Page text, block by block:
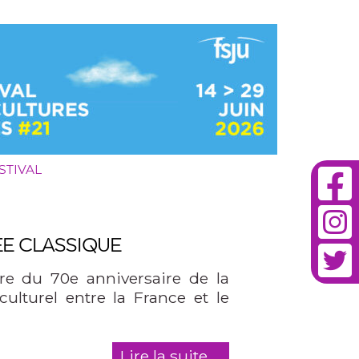
CLASSIQUE
du 70e anniversaire de la
entre la France et le